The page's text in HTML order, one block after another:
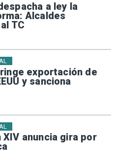
a ley la
Alcaldes
TC
exportación de
y sanciona
XIV anuncia gira por